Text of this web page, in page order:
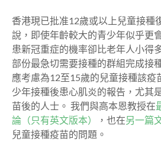
香港現已批准12歲或以上兒童接種
說，即使年齡較大的青少年似乎更
患新冠重症的機率卻比老年人小得
部份最急切需要接種的群組完成接
應考慮為12至15歲的兒童接種該疫
少年接種後患心肌炎的報告，尤其
苗後的人士。 我們與高本恩教授在
論（只有英文版本）
，也在另一篇
兒童接種疫苗的問題。